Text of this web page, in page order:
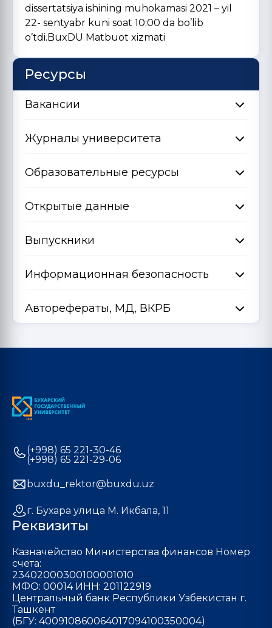
dissertatsiya ishining muhokamasi 2021 – yil
22- sentyabr kuni soat 10:00 da bo’lib
o’tdi.BuxDU Matbuot xizmati
Ресурсы
Вакансии
Журналы университета
Образовательные ресурсы
Открытые данные
Выпускники
Информационная безопасность
Авторефераты, МД, ВКРБ
(+998) 65 221-30-46
(+998) 65 221-29-06
buxdu_rektor@buxdu.uz
г. Бухара улица М. Икбала, 11
Реквизиты
Казначейство Министерства финансов Номер
счета:
23402000300100001010
МФО: 00014 ИНН: 201122919
Центральный банк Республики Узбекистан г.
Ташкент
(БГУ: 400910860064017094100350004)